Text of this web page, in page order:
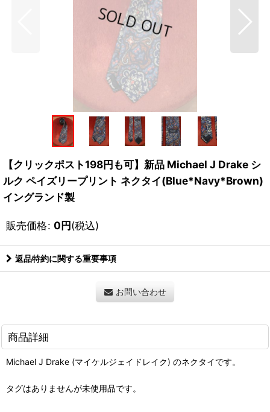
【クリックポスト198円も可】新品 Michael J Drake シ
ルク ペイズリープリント ネクタイ(Blue*Navy*Brown)
イングランド製
販売価格: 0円(税込)
返品特約に関する重要事項
お問い合わせ
商品詳細
Michael J Drake (マイケルジェイドレイク) のネクタイです。
タグはありませんが未使用品です。